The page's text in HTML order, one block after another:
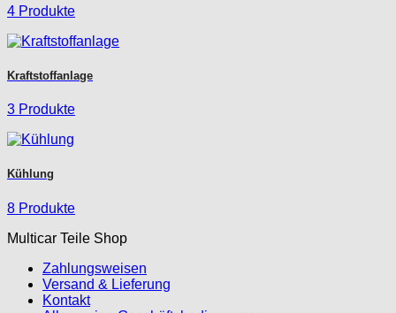
4 Produkte
Kraftstoffanlage
3 Produkte
Kühlung
8 Produkte
Multicar Teile Shop
Zahlungsweisen
Versand & Lieferung
Kontakt